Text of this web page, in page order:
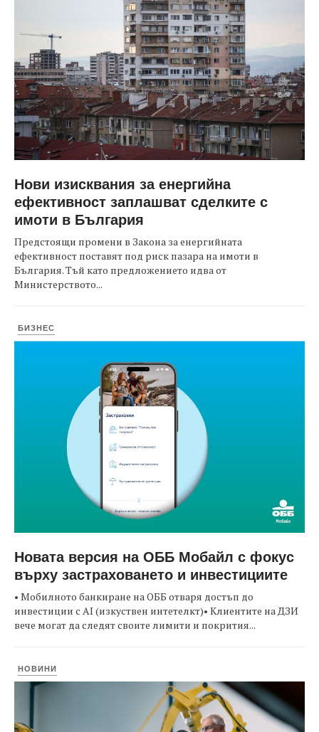
Нови изисквания за енергийна
ефективност заплашват сделките с
имоти в България
Предстоящи промени в Закона за енергийната
ефективност поставят под риск пазара на имоти в
България. Тъй като предложението идва от
Министерството...
БИЗНЕС
Новата версия на ОББ Мобайл с фокус
върху застраховането и инвестициите
• Мобилното банкиране на ОББ отваря достъп до
инвестиции с AI (изкуствен интетелкт)• Клиентите на ДЗИ
вече могат да следят своите лимити и покрития...
НОВИНИ